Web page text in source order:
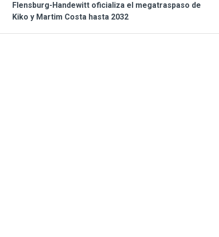
Flensburg-Handewitt oficializa el megatraspaso de
Kiko y Martim Costa hasta 2032